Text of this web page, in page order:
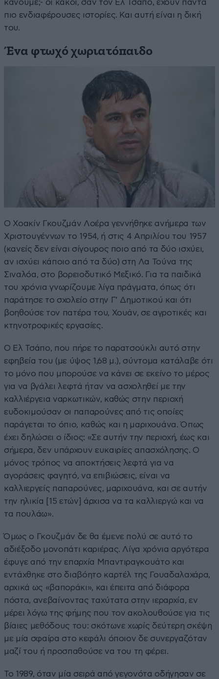
κάνουμε;- οι κακοί, σαν τον Ελ Τσάπο, έχουν πάντα
πιο ενδιαφέρουσες ιστορίες. Και αυτή είναι η δική
του.
Ένα φτωχό χωριατόπαιδο
Ο Χοακίν Γκουζμάν Λοέρα γεννήθηκε ανήμερα των
Χριστουγέννων το 1954, ή στις 4 Απριλίου του 1957
(κανείς δεν είναι σίγουρος ποιο από τα δύο ισχύει,
αν ισχύει κάποιο από τα δύο) στη Λα Τούνα της
Σιναλόα, στο βορειοδυτικό Μεξικό. Για τα παιδικά
του χρόνια γνωρίζουμε λίγα πράγματα, όπως ότι
παράτησε το σχολείο στην Γ’ Δημοτικού και ότι
βοηθούσε τον πατέρα του, Χουάν, σε αγροτικές και
κτηνοτροφικές εργασίες.
Ο Ελ Τσάπο, που πήρε το παρατσούκλι αυτό στην
εφηβεία του (με ύψος 1,68 μ.), σύντομα κατάλαβε ότι
το μόνο που μπορούσε να κάνει σε εκείνο το μέρος
για να βγάλει λεφτά ήταν να ασχοληθεί με την
καλλιέργεια ναρκωτικών, καθώς στην περιοχή
ευδοκιμούσαν οι παπαρούνες από τις οποίες
παράγεται το όπιο, καθώς και η μαριχουάνα. Όπως
έχει δηλώσει ο ίδιος: «Σε αυτήν την περιοχή, έως και
σήμερα, δεν υπάρχουν ευκαιρίες απασχόλησης. Ο
μόνος τρόπος να αποκτήσεις λεφτά για να
αγοράσεις φαγητό, να επιβιώσεις, είναι να
καλλιεργείς παπαρούνες, μαριχουάνα, και σε αυτήν
την ηλικία [15 ετών] άρχισα να τα καλλιεργώ και να
τα πουλάω».
Όμως ο Γκουζμάν δε θα έμενε πολύ σε αυτό το
αδιέξοδο μονοπάτι καριέρας. Λίγα χρόνια αργότερα
έφυγε από την επαρχία Μπαντιραγκουάτο και
εντάχθηκε στο διαβόητο καρτέλ της Γουαδαλαχάρα,
αρχικά ως «βαποράκι», και έπειτα από διάφορα
πόστα, ανεβαίνοντας ταχύτατα στην ιεραρχία, εν
μέρει λόγω της φήμης που τον ακολουθούσε για τις
βίαιες μεθόδους του: σκότωνε χωρίς δεύτερη σκέψη
με μία σφαίρα στο κεφάλι όποιον δε συνεργαζόταν
μαζί του ή προσπαθούσε να του τη φέρει.
Το 1989, όταν μία σειρά από γεγονότα οδήγησαν σε